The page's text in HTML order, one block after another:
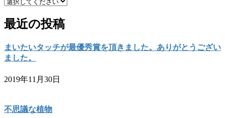
最近の投稿
まいたいタッチが最優秀賞を頂きました。ありがとうござい
ました。
2019年11月30日
不思議な植物